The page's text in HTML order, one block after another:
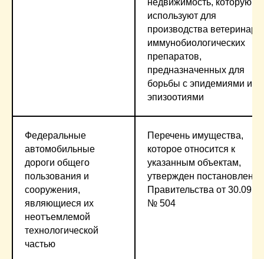
недвижимость, которую
используют для
производства
иммунобиологических
препаратов,
предназначенных для
борьбы с эпидемиями и
эпизоотиями
Федеральные
автомобильные
дороги общего
пользования и
сооружения,
являющиеся их
неотъемлемой
технологической
частью
Перечень имущества,
которое относится к
указанным объектам,
утвержден
Правительства от
№ 504